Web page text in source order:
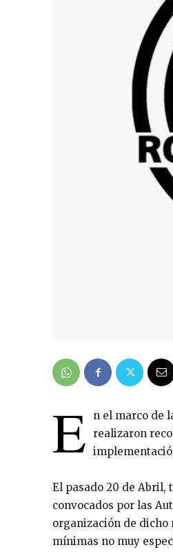
E
n el marco de
realizaron
El pasado 20 de Abril,
convocados por las
organización de dicho
mínimas no muy